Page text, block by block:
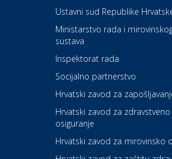
Kultura i edukacija
Kazalište ZKM
Auto-moto i tehnika
Zdravlje i osiguranje
Ustavni sud Republike
Ministarstvo rada i
sustava
Inspektorat rada
Socijalno partnerstvo
Hrvatski zavod za
Hrvatski zavod za zdravstveno
osiguranje
Hrvatski zavod za mirovinsko